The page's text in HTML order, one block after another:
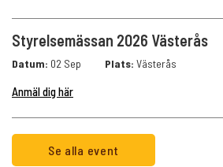
Styrelsemässan 2026 Västerås
Datum: 02 Sep Plats: Västerås
Anmäl dig här
Se alla eventGår ni i